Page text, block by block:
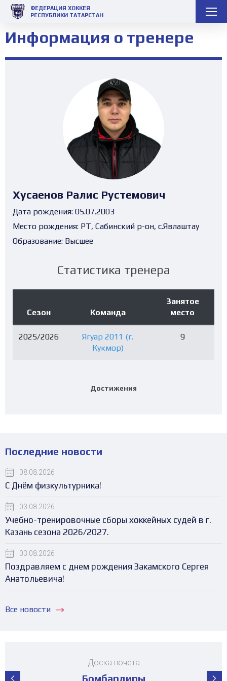
ФЕДЕРАЦИЯ ХОККЕЯ
РЕСПУБЛИКИ ТАТАРСТАН
Информация о тренере
Хусаенов Ралис Рустемович
Дата рождения: 05.07.2003
Место рождения: РТ, Сабинский р-он, с.Явлаштау
Образование: Высшее
Статистика тренера
Сезон Команда
Занятое
место
2025/2026
Ягуар 2011 (г.
Кукмор)
9
Достижения
Последние новости
08.08.2026
С Днём физкультурника!
03.08.2026
Учебно-тренировочные сборы хоккейных судей в г.
Казань сезона 2026/2027.
03.08.2026
Поздравляем с днем рождения Закамского Сергея
Анатольевича!
Все новости
Доска почета
Бомбардиры